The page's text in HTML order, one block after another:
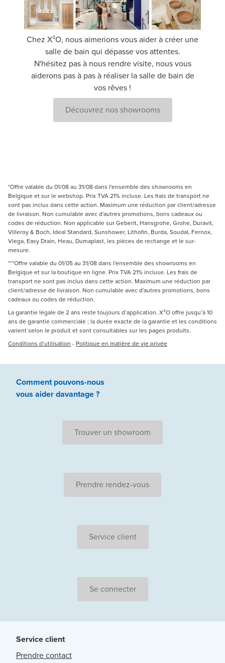
Chez X²O, nous aimerions vous aider à créer une
salle de bain qui dépasse vos attentes.
N'hésitez pas à nous rendre visite, nous vous
aiderons pas à pas à réaliser la salle de bain de
vos rêves !
Découvrez nos showrooms
*Offre valable du 01/08 au 31/08 dans l'ensemble des showrooms en
Belgique et sur le webshop. Prix TVA 21% incluse. Les frais de transport ne
sont pas inclus dans cette action. Maximum une réduction par client/adresse
de livraison. Non cumulable avec d'autres promotions, bons cadeaux ou
codes de réduction. Non applicable sur Geberit, Hansgrohe, Grohe, Duravit,
Villeroy & Boch, Ideal Standard, Sunshower, Lithofin, Burda, Soudal, Fernox,
Viega, Easy Drain, Heau, Dumaplast, les pièces de rechange et le sur-
mesure.
***Offre valable du 01/05 au 31/08 dans l'ensemble des showrooms en
Belgique et sur la boutique en ligne. Prix TVA 21% incluse. Les frais de
transport ne sont pas inclus dans cette action. Maximum une réduction par
client/adresse de livraison. Non cumulable avec d'autres promotions, bons
cadeaux ou codes de réduction.
La garantie légale de 2 ans reste toujours d’application. X²O offre jusqu’à 10
ans de garantie commerciale ; la durée exacte de la garantie et les conditions
varient selon le produit et sont consultables sur les pages produits.
Conditions d’utilisation - Politique en matière de vie privée
Comment pouvons-nous
vous aiderdavantage ?
Trouver un showroom
Prendre rendez-vous
Service client
Se connecter
Service client
Prendre contact